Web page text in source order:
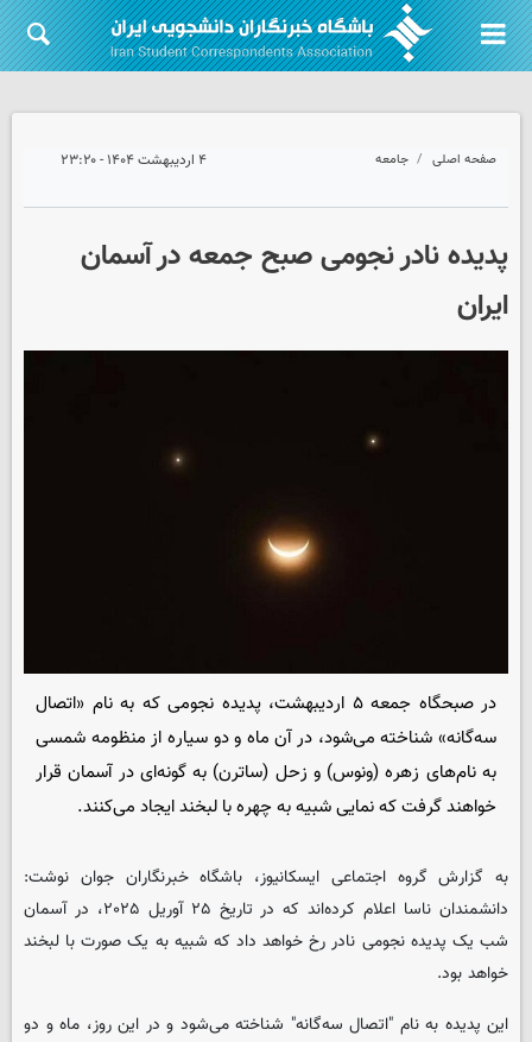
صفحه اصلی جامعه ۴ اردیبهشت ۱۴۰۴ - ۲۳:۲۰
پدیده نادر نجومی صبح جمعه در آسمان
ایران
در صبحگاه جمعه ۵ اردیبهشت، پدیده نجومی که به نام «اتصال
سه‌گانه» شناخته می‌شود، در آن ماه و دو سیاره از منظومه شمسی
به نام‌های زهره (ونوس) و زحل (ساترن) به گونه‌ای در آسمان قرار
خواهند گرفت که نمایی شبیه به چهره با لبخند ایجاد می‌کنند.
به گزارش گروه اجتماعی ایسکانیوز، باشگاه خبرنگاران جوان نوشت:
دانشمندان ناسا اعلام کرده‌اند که در تاریخ ۲۵ آوریل ۲۰۲۵، در آسمان
شب یک پدیده نجومی نادر رخ خواهد داد که شبیه به یک صورت با لبخند
خواهد بود.
این پدیده به نام "اتصال سه‌گانه" شناخته می‌شود و در این روز، ماه و دو